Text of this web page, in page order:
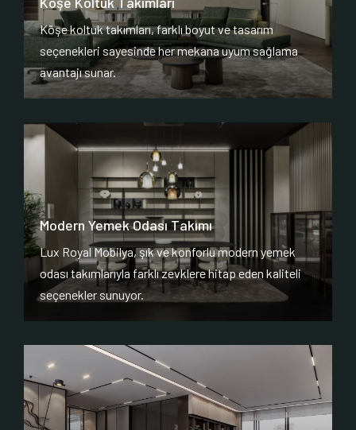
Köşe koltuk takımları, farklı boyut ve tasarım
seçenekleri sayesinde her mekana uyum sağlama
avantajı sunar.
Modern Yemek Odası Takımı
Lux Royal Mobilya, şık ve konforlu modern yemek
odası takımlarıyla farklı zevklere hitap eden kaliteli
seçenekler sunuyor.